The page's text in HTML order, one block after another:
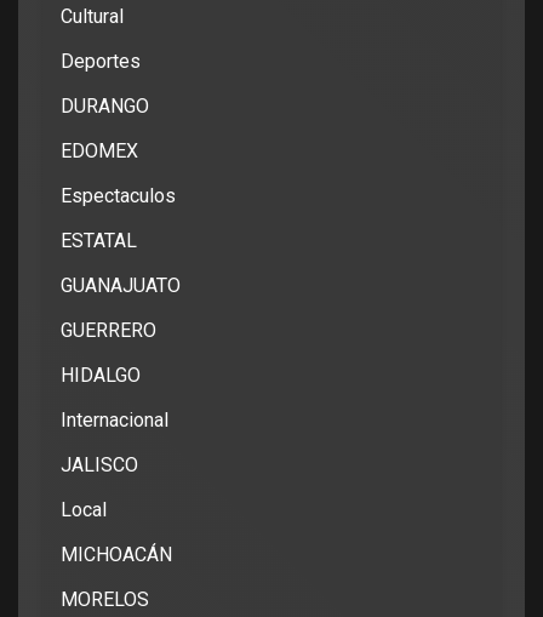
Cultural
Deportes
DURANGO
EDOMEX
Espectaculos
ESTATAL
GUANAJUATO
GUERRERO
HIDALGO
Internacional
JALISCO
Local
MICHOACÁN
MORELOS